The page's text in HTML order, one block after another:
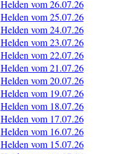
Helden vom 26.07.26
Helden vom 25.07.26
Helden vom 24.07.26
Helden vom 23.07.26
Helden vom 22.07.26
Helden vom 21.07.26
Helden vom 20.07.26
Helden vom 19.07.26
Helden vom 18.07.26
Helden vom 17.07.26
Helden vom 16.07.26
Helden vom 15.07.26